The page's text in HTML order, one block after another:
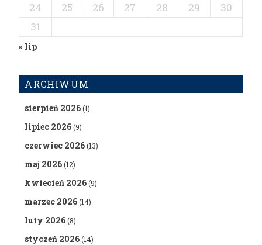
24
25 26 27 28 29
30
31
« lip
ARCHIWUM
sierpień 2026(1)
lipiec 2026(9)
czerwiec 2026(13)
maj 2026(12)
kwiecień 2026(9)
marzec 2026(14)
luty 2026(8)
styczeń 2026(14)